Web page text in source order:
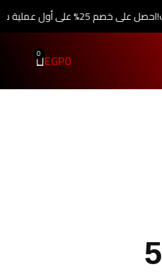
احصل على خصم 25% على أول عملية شراء لك!
EGP0
0